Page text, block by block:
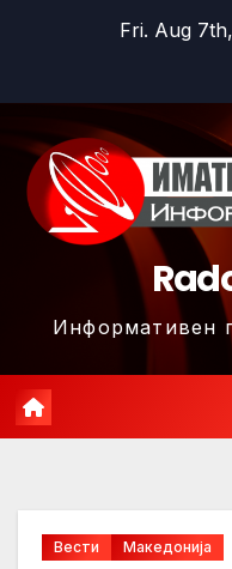
Fri. Aug
Информативен
Вести Македонија